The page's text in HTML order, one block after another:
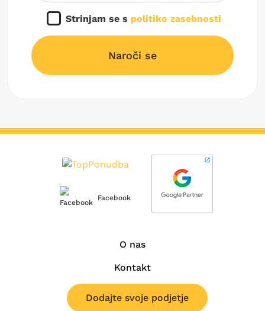
Strinjam se s politiko zasebnosti
Naroči se
Facebook
O nas
Kontakt
Dodajte svoje podjetje